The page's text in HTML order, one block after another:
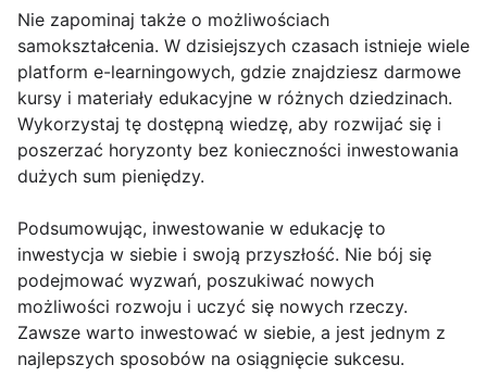
Nie zapominaj także o możliwościach
samokształcenia. W dzisiejszych czasach istnieje wiele
platform e-learningowych, gdzie znajdziesz darmowe
kursy i materiały edukacyjne w różnych dziedzinach.
Wykorzystaj tę dostępną wiedzę, aby rozwijać się i
poszerzać horyzonty bez konieczności inwestowania
dużych sum pieniędzy.
Podsumowując, inwestowanie w edukację to
inwestycja w siebie i swoją przyszłość. Nie bój się
podejmować wyzwań, poszukiwać nowych
możliwości rozwoju i uczyć się nowych rzeczy.
Zawsze warto inwestować w siebie, a jest jednym z
najlepszych sposobów na osiągnięcie sukcesu.